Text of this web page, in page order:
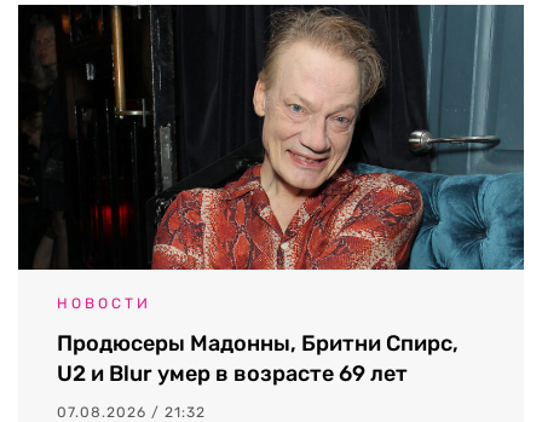
НОВОСТИ
Продюсеры Мадонны, Бритни Спирс,
U2 и Blur умер в возрасте 69 лет
07.08.2026 / 21:32